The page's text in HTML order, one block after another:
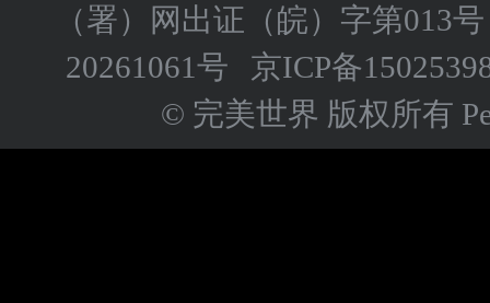
（署）网出证（皖）字第013号
20261061号
京ICP备
© 完美世界 版权所有